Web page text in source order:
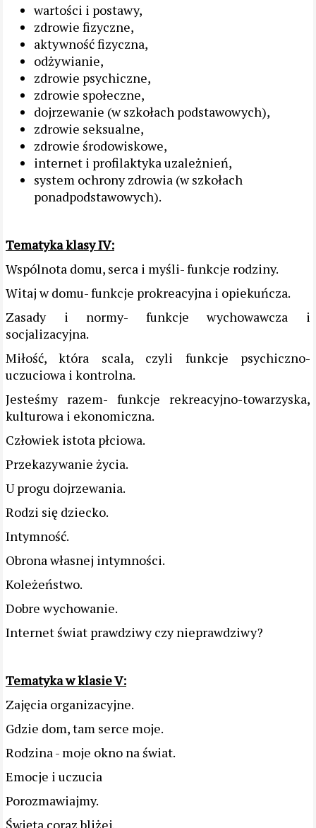
wartości i postawy,
zdrowie fizyczne,
aktywność fizyczna,
odżywianie,
zdrowie psychiczne,
zdrowie społeczne,
dojrzewanie (w szkołach podstawowych),
zdrowie seksualne,
zdrowie środowiskowe,
internet i profilaktyka uzależnień,
system ochrony zdrowia (w szkołach
ponadpodstawowych).
Tematyka klasy IV:
Wspólnota domu, serca i myśli- funkcje rodziny.
Witaj w domu- funkcje prokreacyjna i opiekuńcza.
Zasady i normy- funkcje wychowawcza i
socjalizacyjna.
Miłość, która scala, czyli funkcje psychiczno-
uczuciowa i kontrolna.
Jesteśmy razem- funkcje rekreacyjno-towarzyska,
kulturowa i ekonomiczna.
Człowiek istota płciowa.
Przekazywanie życia.
U progu dojrzewania.
Rodzi się dziecko.
Intymność.
Obrona własnej intymności.
Koleżeństwo.
Dobre wychowanie.
Internet świat prawdziwy czy nieprawdziwy?
Tematyka w klasie V:
Zajęcia organizacyjne.
Gdzie dom, tam serce moje.
Rodzina - moje okno na świat.
Emocje i uczucia
Porozmawiajmy.
Święta coraz bliżej.